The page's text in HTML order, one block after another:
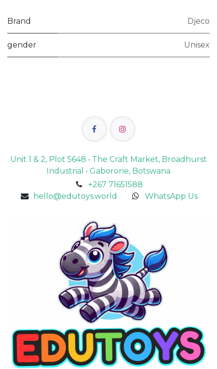
Brand Djeco
gender Unisex
Unit 1 & 2, Plot 5648 • The Craft Market, Broadhurst
Industrial • Gaborone, Botswana
+267 71651588
hello@edutoys.world
WhatsApp Us